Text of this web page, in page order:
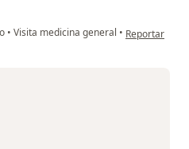
• Visita medicina general • en opinión
Reportar